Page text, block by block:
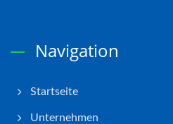
Navigation
Startseite
Unternehmen